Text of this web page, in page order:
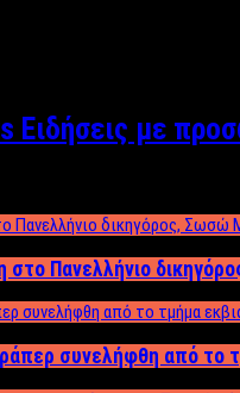
Ειδήσεις με
στο Πανελλήνιο
συνελήφθη από το